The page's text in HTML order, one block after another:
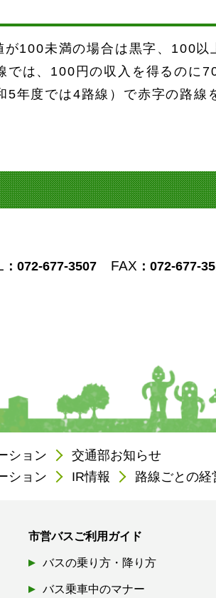
100未満の場合は黒字、100
は、100円の収入を得るのに
年度では4路線）で赤字の路線
：072-677-3507 FAX ：072-677-
ション
交通部お知らせ
ション IR情報 路線ごとの経
市営バスご利用ガイド
バスの乗り方・降り方
バス乗車中のマナー